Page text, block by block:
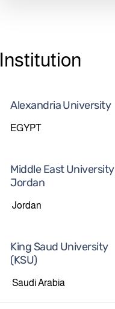
Institution
Alexandria University
EGYPT
Middle East University
Jordan
Jordan
King Saud University
(KSU)
Saudi Arabia